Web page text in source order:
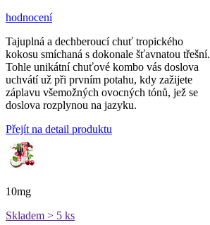
hodnocení
Tajuplná a dechberoucí chuť tropického
kokosu smíchaná s dokonale šťavnatou třešní.
Tohle unikátní chuťové kombo vás doslova
uchvátí už při prvním potahu, kdy zažijete
záplavu všemožných ovocných tónů, jež se
doslova rozplynou na jazyku.
Přejít na detail produktu
10mg
Skladem > 5 ks